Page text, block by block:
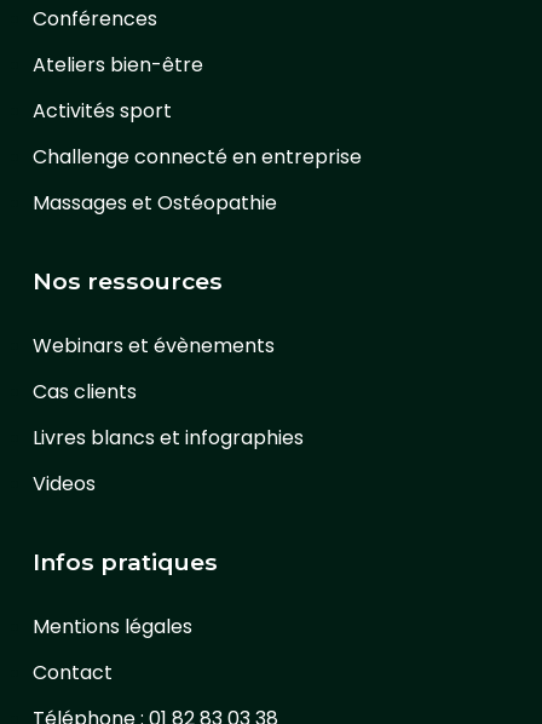
Conférences
Ateliers bien-être
Activités sport
Challenge connecté en entreprise
Massages et Ostéopathie
Nos ressources
Webinars et évènements
Cas clients
Livres blancs et infographies
Videos
Infos pratiques
Mentions légales
Contact